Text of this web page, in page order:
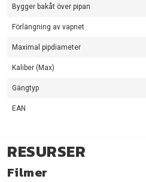
Bygger bakåt över pipan
Förlängning av vapnet
Maximal pipdiameter
Kaliber (Max)
Gängtyp
EAN
RESURSER
Filmer